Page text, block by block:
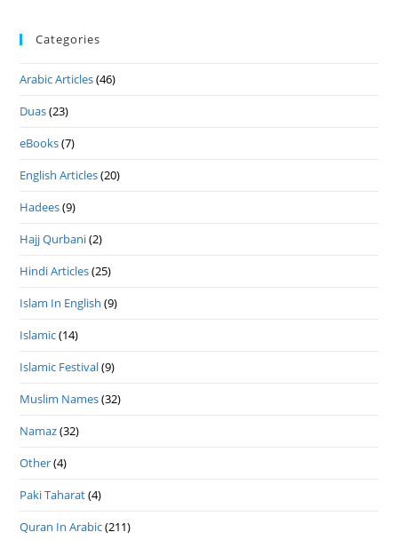
Categories
Arabic Articles(46)
Duas(23)
eBooks(7)
English Articles(20)
Hadees(9)
Hajj Qurbani(2)
Hindi Articles(25)
Islam In English (9)
Islamic(14)
Islamic Festival(9)
Muslim Names(32)
Namaz(32)
Other(4)
Paki Taharat(4)
Quran In Arabic(211)